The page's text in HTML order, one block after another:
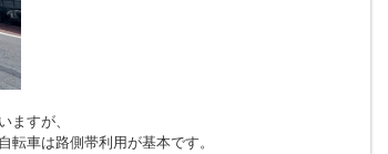
ますが、
車は路側帯利用が基本です。